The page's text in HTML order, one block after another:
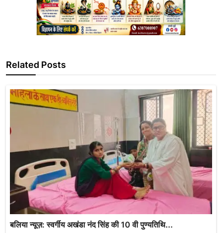
Related Posts
बलिया न्यूज़: स्वर्गीय अखंडा नंद सिंह की 10 वी पुण्यतिथि...